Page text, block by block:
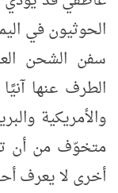
الحوثيون في
سفن الشحن
الطرف عنها
والأمريكية
متخوّف من أن
أخرى لا يعرف